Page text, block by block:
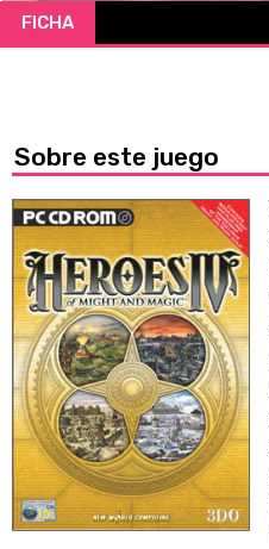
FICHA
Sobre este juego